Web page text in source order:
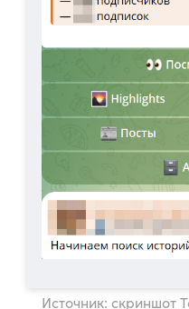
Источник: скриншот